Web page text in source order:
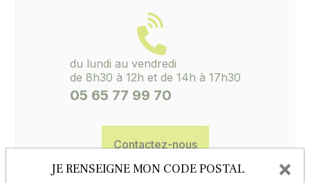
du lundi au vendredi
de 8h30 à 12h et de 14h à 17h30
05 65 77 99 70
Contactez-nous
JE RENSEIGNE MON CODE POSTAL ×